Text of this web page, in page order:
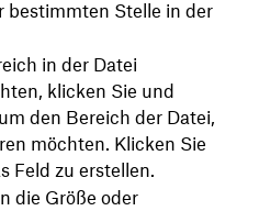
bestimmten Stelle in der
in der Datei
klicken Sie und
den Bereich der Datei,
möchten. Klicken Sie
Feld zu erstellen.
die Größe oder